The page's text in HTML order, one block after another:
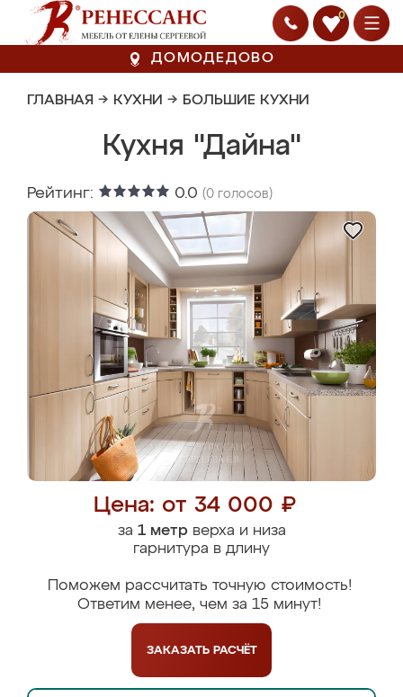
0
ДОМОДЕДОВО
ГЛАВНАЯ → КУХНИ → БОЛЬШИЕ КУХНИ
Кухня "Дайна"
Рейтинг: 0.0 (0 голосов)
Цена: от 34 000 ₽
за 1 метрверха и низа
гарнитура в длину
Поможем рассчитать точную стоимость!
Ответим менее, чем за 15 минут!
ЗАКАЗАТЬ РАСЧЁТ